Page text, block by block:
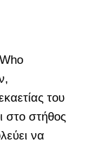
του
στο στήθος
να